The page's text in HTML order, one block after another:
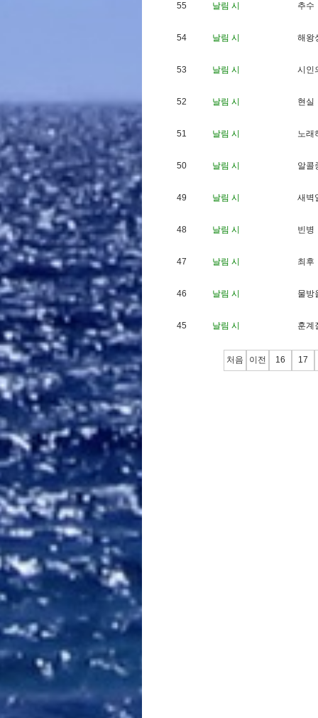
55 날림 시 추수
54 날림 시 해 왕
53 날림 시 시 인
52 날림 시 현 실
51 날림 시 노래
50 날림 시 알콜
49 날림 시 새 벽
48 날림 시 빈병
47 날림 시 최 후
46 날림 시 물방
45 날림 시 훈계
처음 이전 16 17